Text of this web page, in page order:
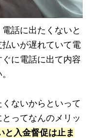
話に出たくないと
いが遅れていて電
に電話に出て内容
ないからといって
ってなんのメリッ
と入金督促は止ま